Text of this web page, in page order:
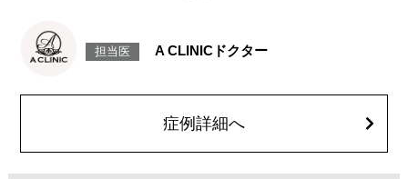
張るような感覚が一時的に生じることがあります。また、稀にアレルギー
反応や細菌感染、さらに血管内への誤注入による血管閉塞や皮膚壊死な
術後1〜2週間は、注入部位を強く押す・こするなどの刺激は避けてくださ
費用：クレヴィエルコントア 131,800円(税込)
施術名：ヒアルロン酸注入
担当医 A CLINICドクター
症例詳細へ